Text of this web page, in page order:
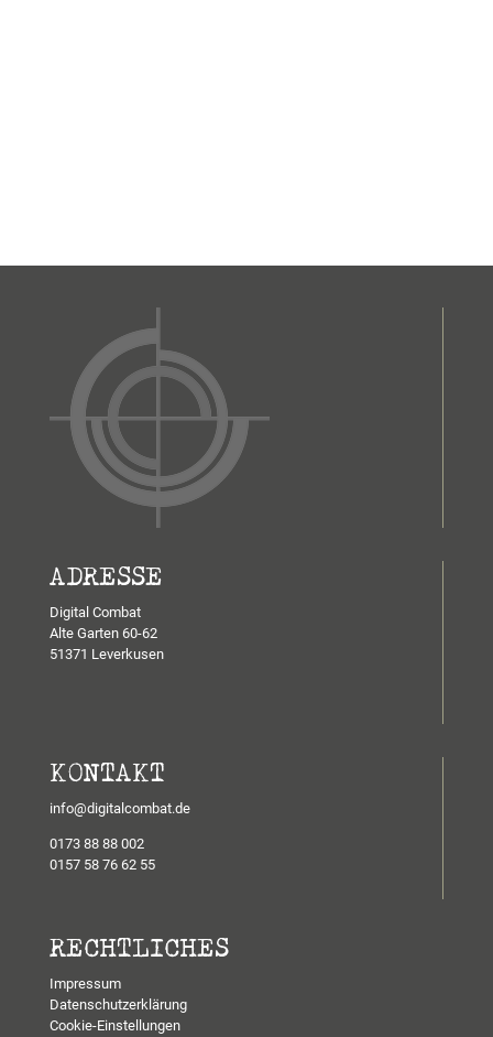
ADRESSE
Digital Combat
Alte Garten 60-62
51371 Leverkusen
KONTAKT
info@digitalcombat.de
0173 88 88 002
0157 58 76 62 55
RECHTLICHES
Impressum
Datenschutzerklärung
Cookie-Einstellungen